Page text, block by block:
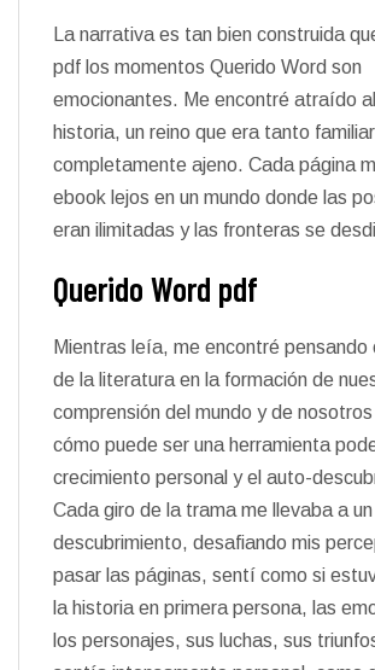
La narrativa es tan bien construida
pdf los momentos Querido Word son
emocionantes. Me encontré atraído
historia, un reino que era tanto
completamente ajeno. Cada página
ebook lejos en un mundo donde las
eran ilimitadas y las fronteras se
Querido Word pdf
Mientras leía, me encontré pensando
de la literatura en la formación de
comprensión del mundo y de
cómo puede ser una herramienta
crecimiento personal y el auto-
Cada giro de la trama me llevaba a un
descubrimiento, desafiando mis
pasar las páginas, sentí como si
la historia en primera persona, las
los personajes, sus luchas, sus